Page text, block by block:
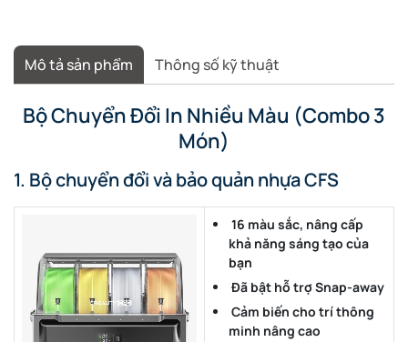
Mô tả sản phẩm Thông số kỹ thuật
Bộ Chuyển Đổi In Nhiều Màu (Combo 3
Món)
1. Bộ chuyển đổi và bảo quản nhựa CFS
16 màu sắc, nâng cấp
khả năng sáng tạo của
bạn
Đã bật hỗ trợ Snap-away
Cảm biến cho trí thông
minh nâng cao